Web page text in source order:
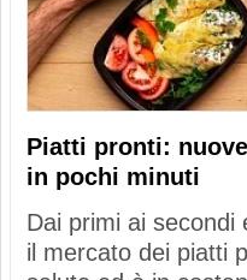
Piatti pronti:
in pochi minuti
Dai primi ai secondi
il mercato dei piatti